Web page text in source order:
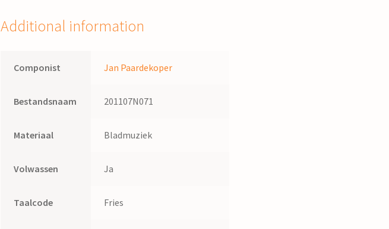
quantity
Additional information
Componist Jan Paardekoper
Bestandsnaam 201107N071
Materiaal Bladmuziek
Volwassen Ja
Taalcode Fries